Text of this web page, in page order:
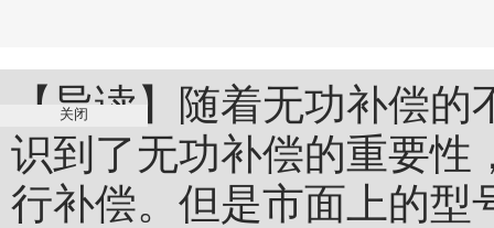
【导读】随着无功补偿
识到了无功补偿的重要性
行补偿。但是市面上的型
关闭